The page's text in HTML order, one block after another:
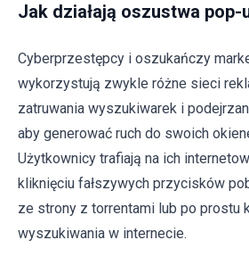
Jak działają oszustwa pop-
Cyberprzestępcy i oszukańczy
wykorzystują zwykle różne sieci
zatruwania wyszukiwarek i
aby generować ruch do swoich
Użytkownicy trafiają na ich
kliknięciu fałszywych przycisków
ze strony z torrentami lub po prostu
wyszukiwania w internecie.